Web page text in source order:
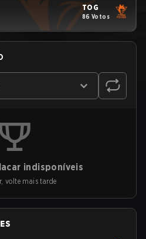
TOG
86 Votos
indisponíveis
volte mais tarde